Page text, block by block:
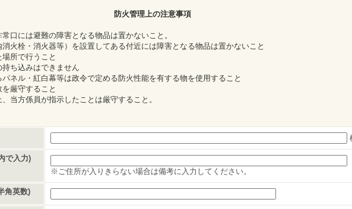
防火管理上の注意事項
口には避難の障害となる物品は置かないこと。
火栓・消火器等）を設置してある付近には障害となる物品は置かないこと
所で行うこと
ち込みはできません
ネル・紅白幕等は政令で定める防火性能を有する物を使用すること
厳守すること
当方係員が指示したことは厳守すること。
で入力)
※ご住所が入りきらない場合は備考に入力してください。
角英数)